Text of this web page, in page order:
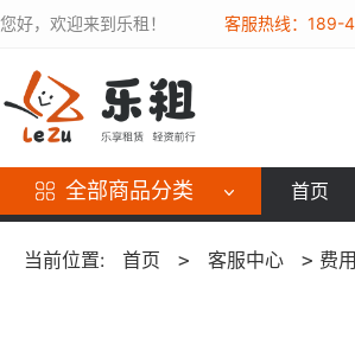
您好，欢迎来到乐租！ 客服热线：189-
全部商品分类 首页
当前位置: 首页 > 客服中心 > 费